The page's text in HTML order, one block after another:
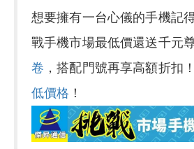
想要擁有一台心儀的手機記
戰手機市場最低價還送千元
卷 ，搭配門號再享高額折扣
低價格 ！